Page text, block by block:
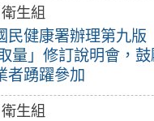
衛生組
民健康署辦理第九版
量」修訂說明會，
者踴躍參加
衛生組